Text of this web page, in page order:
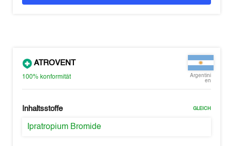
ATROVENT
100% konformität
Argentini
en
Inhaltsstoffe GLEICH
Ipratropium Bromide